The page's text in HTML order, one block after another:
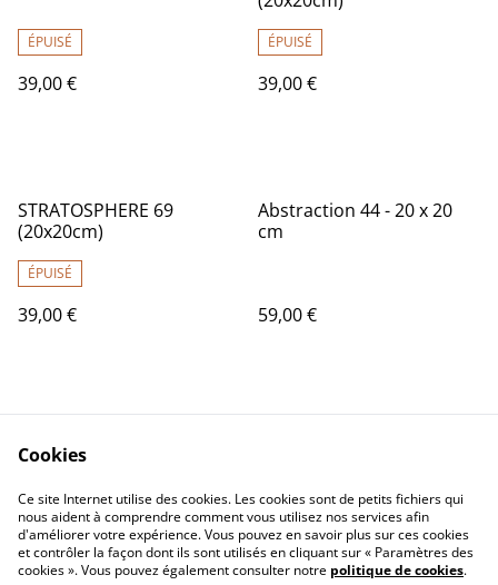
ÉPUISÉ
39,00 €
ÉPUISÉ
39,00 €
STRATOSPHERE 69
(20x20cm)
ÉPUISÉ
39,00 €
Abstraction 44 - 20 x 20
cm
59,00 €
Contactez-nous
Conditions
Politique de
confidentialité
Politique de cookies
Cookies
Ce site Internet utilise des cookies. Les cookies sont de petits fichiers qui
nous aident à comprendre comment vous utilisez nos services afin
d'améliorer votre expérience. Vous pouvez en savoir plus sur ces cookies
et contrôler la façon dont ils sont utilisés en cliquant sur « Paramètres des
cookies ». Vous pouvez également consulter notre politique de cookies.